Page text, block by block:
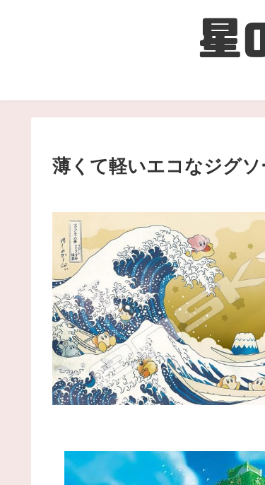
薄くて軽いエコなジグソ